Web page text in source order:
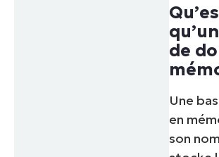
de
Une
en
son